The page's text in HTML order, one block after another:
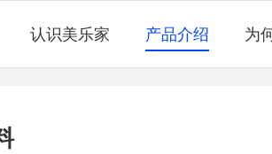
认识美乐家 产品介绍 为